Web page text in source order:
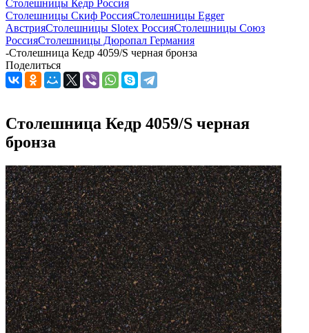
Столешницы Кедр Россия
Столешницы Скиф РоссияСтолешницы Egger
АвстрияСтолешницы Slotex РоссияСтолешницы Союз
РоссияСтолешницы Дюропал Германия
-Столешница Кедр 4059/S черная бронза
Поделиться
Столешница Кедр 4059/S черная
бронза